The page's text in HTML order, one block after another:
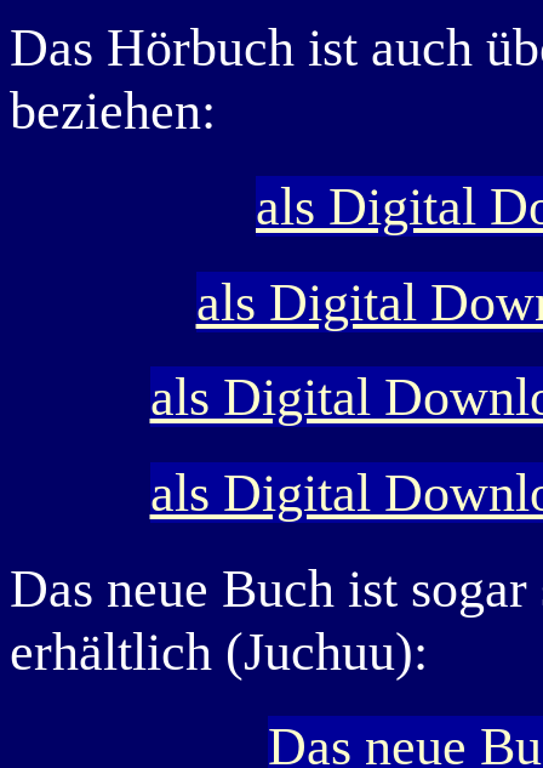
Das Hörbuch ist auch
beziehen:
als Digital
als Digital
als Digital
als Digital
Das neue Buch ist
erhältlich (Juchuu):
Das neue